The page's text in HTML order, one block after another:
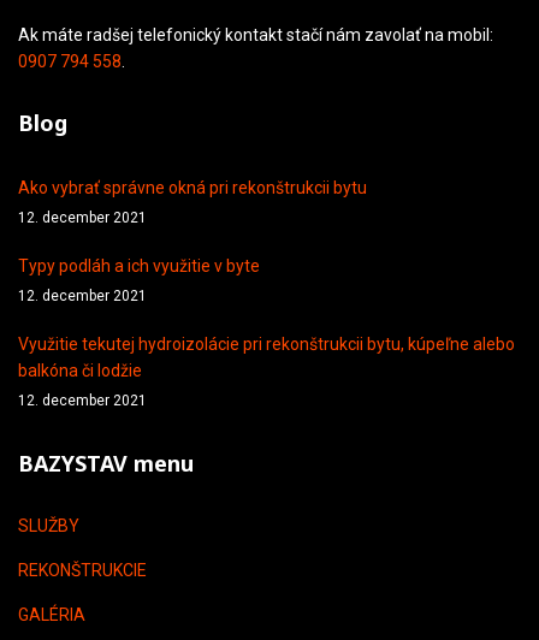
Ak máte radšej telefonický kontakt stačí nám zavolať na mobil:
0907 794 558
Blog
Ako vybrať správne okná pri rekonštrukcii bytu
12. december 2021
Typy podláh a ich využitie v byte
12. december 2021
Využitie tekutej hydroizolácie pri rekonštrukcii bytu, kúpeľne alebo
balkóna či lodžie
12. december 2021
BAZYSTAV menu
SLUŽBY
REKONŠTRUKCIE
GALÉRIA